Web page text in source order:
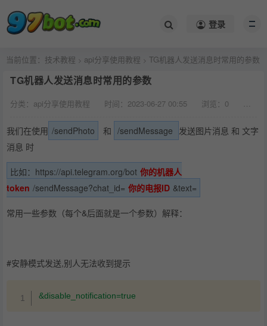
登录
当前位置： 技术教程 > api分享使用教程 > TG机器人发送消息时常用的参数
TG机器人发送消息时常用的参数
分类：api分享使用教程 时间：2023-06-27 00:55 浏览： 0 评论
我们在使用 /sendPhoto 和 /sendMessage 发送图片消息 和 文字
消息 时
比如：https://api.telegram.org/bot 你的机器人
token /sendMessage?chat_id= 你的电报ID &text=
常用一些参数（每个&后面就是一个参数）解释：
#安静模式发送,别人无法收到提示
&disable_notification=true